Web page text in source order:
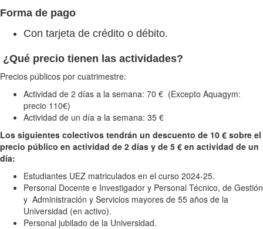
Forma de pago
Con tarjeta de crédito o débito.
¿Qué precio tienen las actividades?
Precios públicos por cuatrimestre:
Actividad de 2 días a la semana: 70 € (Excepto Aquagym:
precio 110€)
Actividad de un día a la semana: 35 €
Los siguientes colectivos tendrán un descuento de 10 € sobre el
precio público en actividad de 2 días y de 5 € en actividad de un
día:
Estudiantes UEZ matriculados en el curso 2024-25.
Personal Docente e Investigador y Personal Técnico, de Gestión
y Administración y Servicios mayores de 55 años de la
Universidad (en activo).
Personal jubilado de la Universidad.